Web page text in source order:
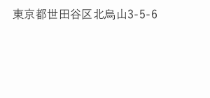
東京都世田谷区北烏山3-5-6